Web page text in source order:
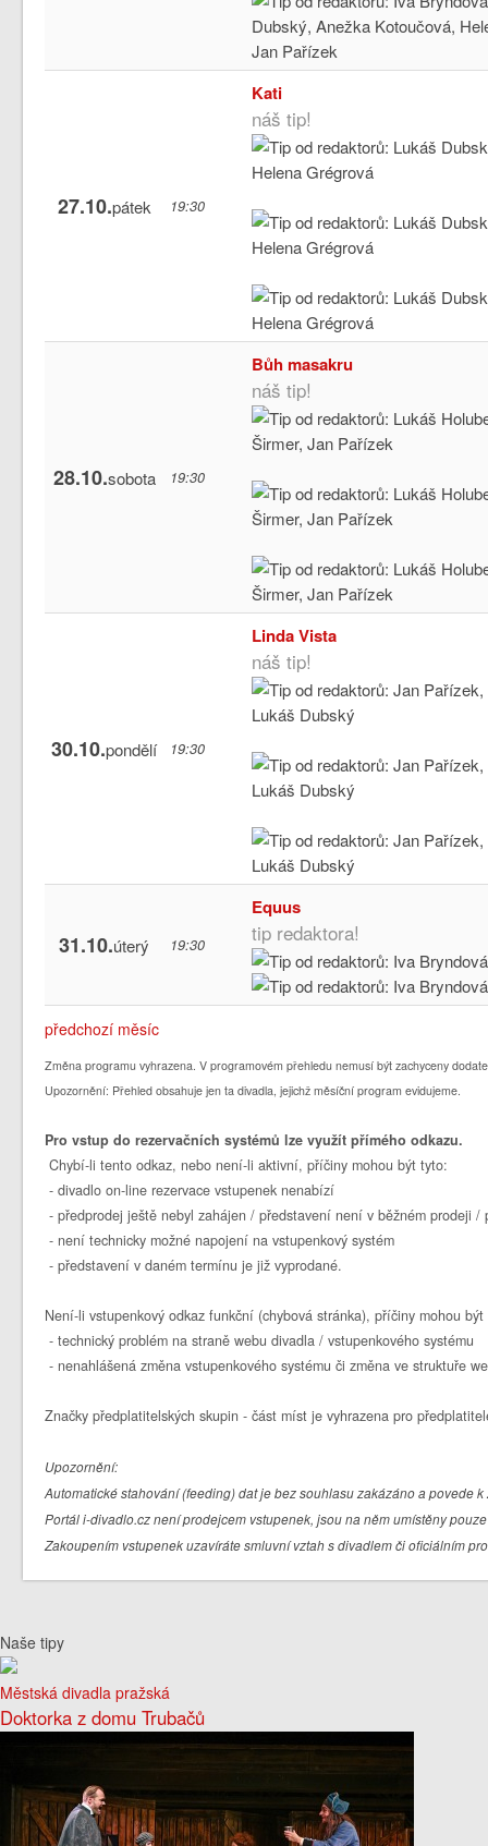
27.10.pátek 19:30
Kati
náš tip!
28.10.sobota 19:30
Bůh masakru
náš tip!
30.10.pondělí 19:30
Linda Vista
náš tip!
31.10.úterý 19:30
Equus
tip redaktora!
předchozí měsíc
Změna programu vyhrazena. V programovém přehledu nemusí být zachyceny
Upozornění: Přehled obsahuje jen ta divadla, jejichž měsíční program evidujeme.
Pro vstup do rezervačních systémů lze využít přímého odkazu.
Chybí-li tento odkaz, nebo není-li aktivní, příčiny mohou být tyto:
- divadlo on-line rezervace vstupenek nenabízí
- předprodej ještě nebyl zahájen / představení není v běžném prodeji /
- není technicky možné napojení na vstupenkový systém
- představení v daném termínu je již vyprodané.
Není-li vstupenkový odkaz funkční (chybová stránka), příčiny mohou
- technický problém na straně webu divadla / vstupenkového systému
- nenahlášená změna vstupenkového systému či změna ve struktuře
Značky předplatitelských skupin - část míst je vyhrazena pro
Upozornění:
Automatické stahování (feeding) dat je bez souhlasu zakázáno a povede
Portál i-divadlo.cz není prodejcem vstupenek, jsou na něm umístěny
Zakoupením vstupenek uzavíráte smluvní vztah s divadlem či oficiálním
Naše tipy
Městská divadla pražská
Doktorka z domu Trubačů